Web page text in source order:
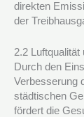
direkten
der
2.2 Luftqualität
Durch den
Verbesserung
städtischen
fördert die